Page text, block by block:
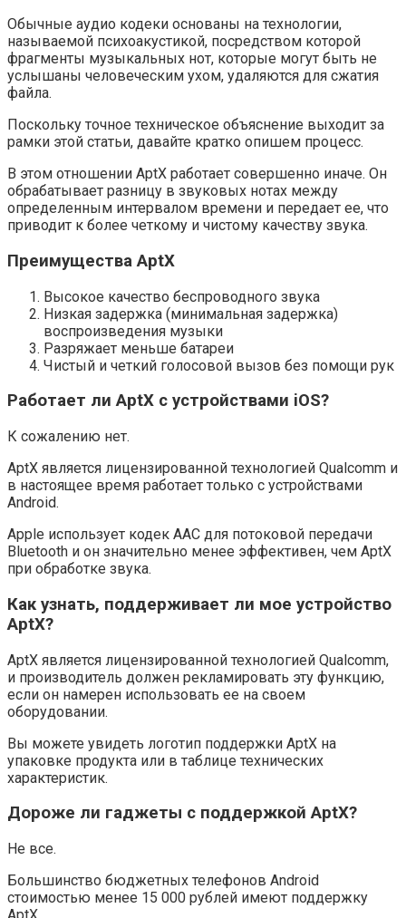
Обычные аудио кодеки основаны на технологии,
называемой психоакустикой, посредством которой
фрагменты музыкальных нот, которые могут быть не
услышаны человеческим ухом, удаляются для сжатия
файла.
Поскольку точное техническое объяснение выходит за
рамки этой статьи, давайте кратко опишем процесс.
В этом отношении AptX работает совершенно иначе. Он
обрабатывает разницу в звуковых нотах между
определенным интервалом времени и передает ее, что
приводит к более четкому и чистому качеству звука.
Преимущества AptX
Высокое качество беспроводного звука
Низкая задержка (минимальная задержка)
воспроизведения музыки
Разряжает меньше батареи
Чистый и четкий голосовой вызов без помощи рук
Работает ли AptX с устройствами iOS?
К сожалению нет.
AptX является лицензированной технологией Qualcomm и
в настоящее время работает только с устройствами
Android.
Apple использует кодек AAC для потоковой передачи
Bluetooth и он значительно менее эффективен, чем AptX
при обработке звука.
Как узнать, поддерживает ли мое устройство
AptX?
AptX является лицензированной технологией Qualcomm,
и производитель должен рекламировать эту функцию,
если он намерен использовать ее на своем
оборудовании.
Вы можете увидеть логотип поддержки AptX на
упаковке продукта или в таблице технических
характеристик.
Дороже ли гаджеты с поддержкой AptX?
Не все.
Большинство бюджетных телефонов Android
стоимостью менее 15 000 рублей имеют поддержку